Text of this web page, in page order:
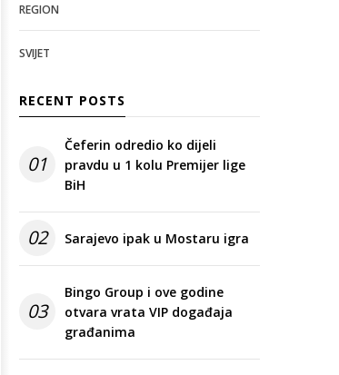
REGION
SVIJET
RECENT POSTS
01
Čeferin odredio ko dijeli
pravdu u 1 kolu Premijer lige
BiH
02 Sarajevo ipak u Mostaru igra
03
Bingo Group i ove godine
otvara vrata VIP događaja
građanima